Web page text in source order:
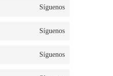
Síguenos
Síguenos
Síguenos